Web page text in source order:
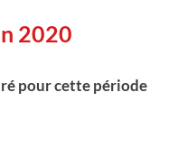
2020
pour cette période